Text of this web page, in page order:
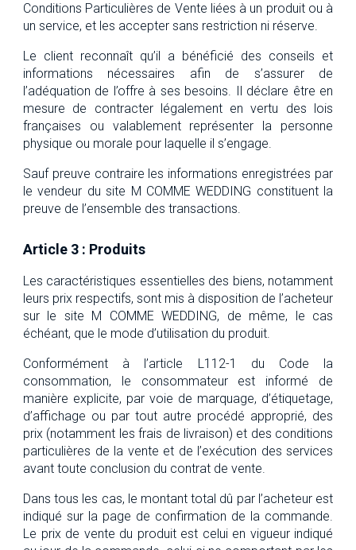
Conditions Particulières de Vente liées à un produit ou à
un service, et les accepter sans restriction ni réserve.
Le client reconnaît qu’il a bénéficié des conseils et
informations nécessaires afin de s’assurer de
l’adéquation de l’offre à ses besoins. Il déclare être en
mesure de contracter légalement en vertu des lois
françaises ou valablement représenter la personne
physique ou morale pour laquelle il s’engage.
Sauf preuve contraire les informations enregistrées par
le vendeur du site M COMME WEDDING constituent la
preuve de l’ensemble des transactions.
Article 3 : Produits
Les caractéristiques essentielles des biens, notamment
leurs prix respectifs, sont mis à disposition de l’acheteur
sur le site M COMME WEDDING, de même, le cas
échéant, que le mode d’utilisation du produit.
Conformément à l’article L112-1 du Code la
consommation, le consommateur est informé de
manière explicite, par voie de marquage, d’étiquetage,
d’affichage ou par tout autre procédé approprié, des
prix (notamment les frais de livraison) et des conditions
particulières de la vente et de l’exécution des services
avant toute conclusion du contrat de vente.
Dans tous les cas, le montant total dû par l’acheteur est
indiqué sur la page de confirmation de la commande.
Le prix de vente du produit est celui en vigueur indiqué